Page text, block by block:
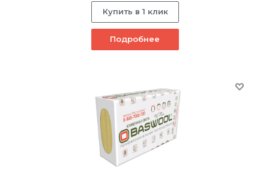
Купить в 1 клик
Подробнее